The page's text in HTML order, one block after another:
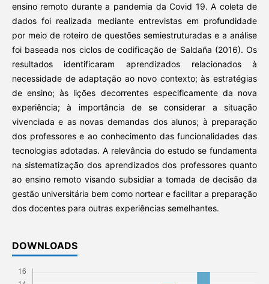
ensino remoto durante a pandemia da Covid 19. A coleta de
dados foi realizada mediante entrevistas em profundidade
por meio de roteiro de questões semiestruturadas e a análise
foi baseada nos ciclos de codificação de Saldaña (2016). Os
resultados identificaram aprendizados relacionados à
necessidade de adaptação ao novo contexto; às estratégias
de ensino; às lições decorrentes especificamente da nova
experiência; à importância de se considerar a situação
vivenciada e as novas demandas dos alunos; à preparação
dos professores e ao conhecimento das funcionalidades das
tecnologias adotadas. A relevância do estudo se fundamenta
na sistematização dos aprendizados dos professores quanto
ao ensino remoto visando subsidiar a tomada de decisão da
gestão universitária bem como nortear e facilitar a preparação
dos docentes para outras experiências semelhantes.
DOWNLOADS